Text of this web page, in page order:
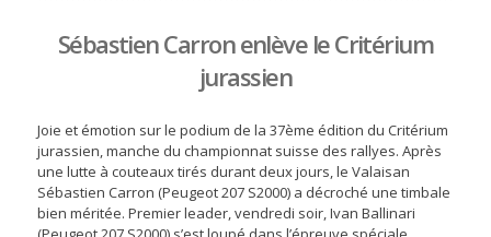
Sébastien Carron enlève le Critérium
jurassien
Joie et émotion sur le podium de la 37ème édition du Critérium
jurassien, manche du championnat suisse des rallyes. Après
une lutte à couteaux tirés durant deux jours, le Valaisan
Sébastien Carron (Peugeot 207 S2000) a décroché une timbale
bien méritée. Premier leader, vendredi soir, Ivan Ballinari